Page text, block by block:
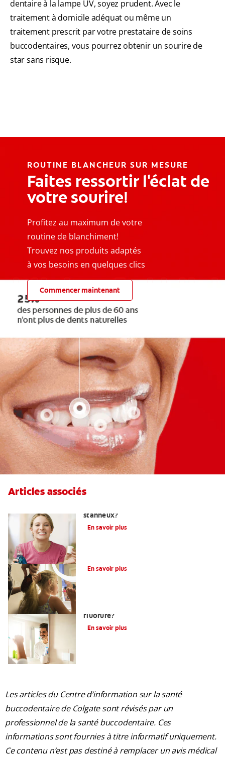
dentaire à la lampe UV, soyez prudent. Avec le
traitement à domicile adéquat ou même un
traitement prescrit par votre prestataire de soins
buccodentaires, vous pourrez obtenir un sourire de
star sans risque.
ROUTINE BLANCHEUR SUR MESURE
Faites ressortir l'éclat de
votre sourire!
Profitez au maximum de votre
routine de blanchiment!
Trouvez nos produits adaptés
à vos besoins en quelques clics
Commencer maintenant
Articles associés
stanneux?
En savoir plus
En savoir plus
fluorure?
En savoir plus
Les articles du Centre d’information sur la santé
buccodentaire de Colgate sont révisés par un
professionnel de la santé buccodentaire. Ces
informations sont fournies à titre informatif uniquement.
Ce contenu n’est pas destiné à remplacer un avis médical